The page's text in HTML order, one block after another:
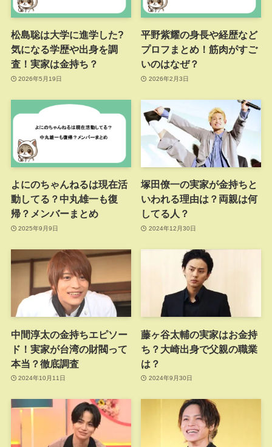
松島聡は大学に進学した?
気になる学歴や出身を調
査！実家は金持ち？
2026年5月19日
平野紫耀の身長や経歴など
プロフまとめ！筋肉がすご
いのはなぜ？
2026年2月3日
よにのちゃんねるは現在活
動してる？中丸雄一も復
帰？メンバーまとめ
2025年9月9日
塚田僚一の実家が金持ちと
いわれる理由は？両親は何
してる人？
2024年12月30日
中間淳太の金持ちエピソー
ド！実家が台湾の財閥って
本当？徹底調査
2024年10月11日
藤ヶ谷太輔の実家はお金持
ち？大崎出身で父親の職業
は？
2024年9月30日